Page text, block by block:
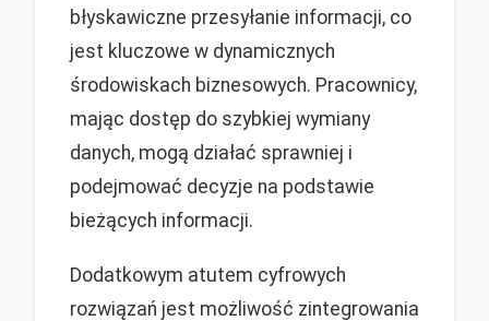
błyskawiczne przesyłanie informacji, co
jest kluczowe w dynamicznych
środowiskach biznesowych. Pracownicy,
mając dostęp do szybkiej wymiany
danych, mogą działać sprawniej i
podejmować decyzje na podstawie
bieżących informacji.
Dodatkowym atutem cyfrowych
rozwiązań jest możliwość zintegrowania